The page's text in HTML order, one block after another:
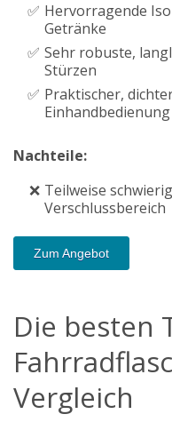
Hervorragende
Getränke
Sehr robuste,
Stürzen
Praktischer,
Einhandbedienung
Nachteile:
Teilweise
Verschlussbereich
Zum Angebot
Die besten
Vergleich